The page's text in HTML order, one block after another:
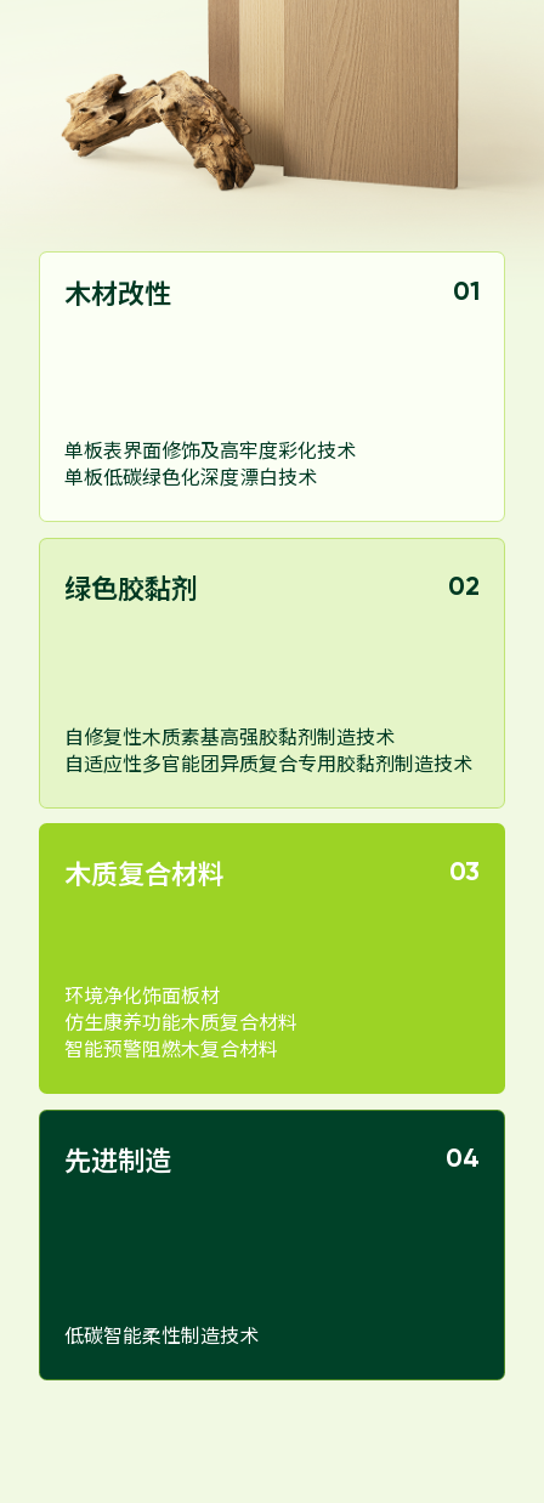
木材改性 01
单板表界面修饰及高牢度彩化技术
单板低碳绿色化深度漂白技术
绿色胶黏剂 02
自修复性木质素基高强胶黏剂制造技术
自适应性多官能团异质复合专用胶黏剂制造技术
木质复合材料 03
环境净化饰面板材
仿生康养功能木质复合材料
智能预警阻燃木复合材料
先进制造 04
低碳智能柔性制造技术